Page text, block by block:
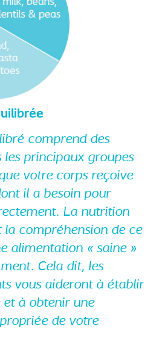
comprend des
les principaux groupes
votre corps reçoive
il a besoin pour
La nutrition
la compréhension de ce
alimentation « saine »
Cela dit, les
vous aideront à établir
et à obtenir une
de votre